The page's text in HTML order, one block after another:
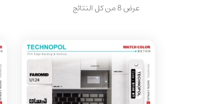
عرض ⁦8⁩ من كل النتائج